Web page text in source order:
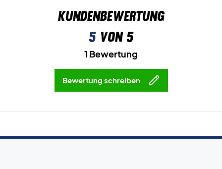
Kundenbewertung
5von 5
1 Bewertung
Bewertung schreiben